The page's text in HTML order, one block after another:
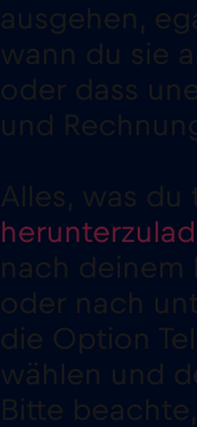
ausgehen,
wann du sie
oder dass
und
Alles, was du
nach deinem
oder nach
die Option
wählen und
Bitte